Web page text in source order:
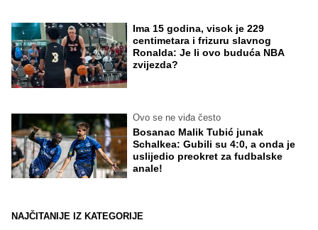
Ima 15 godina, visok je 229
centimetara i frizuru slavnog
Ronalda: Je li ovo buduća NBA
zvijezda?
Ovo se ne viđa često
Bosanac Malik Tubić junak
Schalkea: Gubili su 4:0, a onda je
uslijedio preokret za fudbalske
anale!
NAJČITANIJE IZ KATEGORIJE